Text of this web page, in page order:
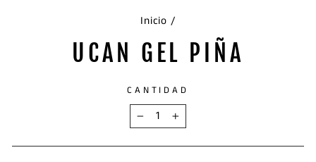
Inicio /
UCAN GEL PIÑA
CANTIDAD
− +